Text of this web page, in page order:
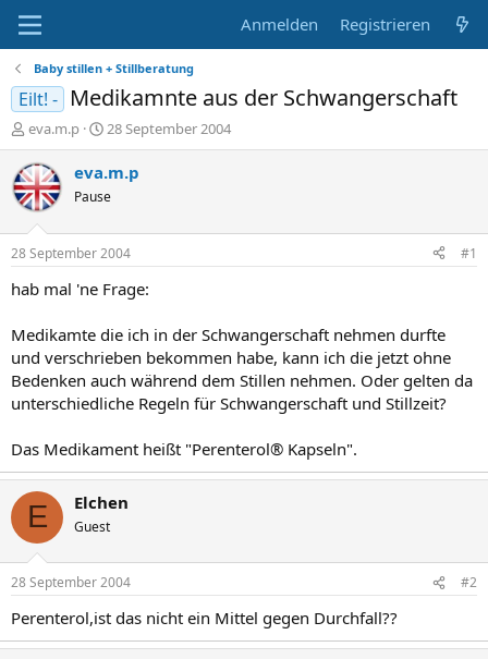
Anmelden Registrieren
Baby stillen + Stillberatung
Eilt! - Medikamnte aus der Schwangerschaft
E
r
s
t
e
e
r
eva.m.p
E
r
s
e
l
t
a
28 September 2004
eva.m.p
Pause
28 September 2004 #1
hab mal 'ne Frage:
Medikamte die ich in der Schwangerschaft nehmen durfte
und verschrieben bekommen habe, kann ich die jetzt ohne
Bedenken auch während dem Stillen nehmen. Oder gelten da
unterschiedliche Regeln für Schwangerschaft und Stillzeit?
Das Medikament heißt "Perenterol® Kapseln".
E Elchen
Guest
28 September 2004 #2
Perenterol,ist das nicht ein Mittel gegen Durchfall??